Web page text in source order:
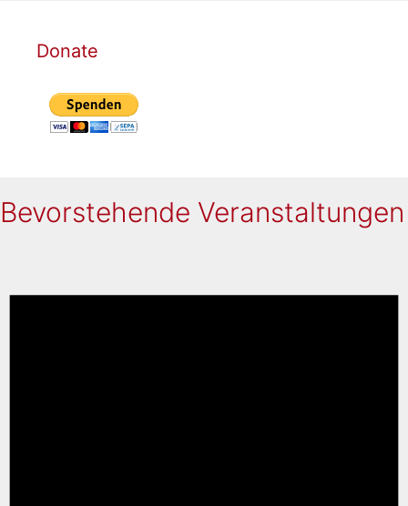
Donate
Bevorstehende Veranstaltungen